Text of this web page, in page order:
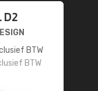
D2
BTW
BTW